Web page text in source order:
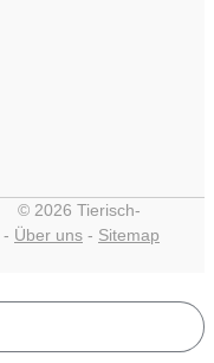
© 2026 Tierisch-
- Über uns - Sitemap